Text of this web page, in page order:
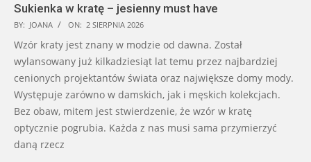
Sukienka w kratę – jesienny must have
BY: JOANA ON: 2 SIERPNIA 2026
Wzór kraty jest znany w modzie od dawna. Został
wylansowany już kilkadziesiąt lat temu przez najbardziej
cenionych projektantów świata oraz największe domy mody.
Występuje zarówno w damskich, jak i męskich kolekcjach.
Bez obaw, mitem jest stwierdzenie, że wzór w kratę
optycznie pogrubia. Każda z nas musi sama przymierzyć
daną rzecz